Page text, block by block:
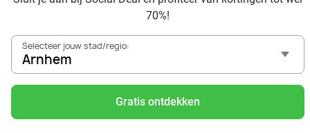
70%!
Selecteer jouw stad/regio:
Arnhem
Gratis ontdekken
omgeving
Voordelig genieten bij Sunparks met korting vanuit Arnhem
Ervaar de warme sfeer van het Douwe Egberts Café
Met hoge korting naar de zonnebank in Arnhem
Skiën met korting in Arnhem? Ontdek de leukste skihallen
en indoor skibanen
Schaatsen in Arnhem en omgeving
Holiday on Ice tickets met korting in Arnhem